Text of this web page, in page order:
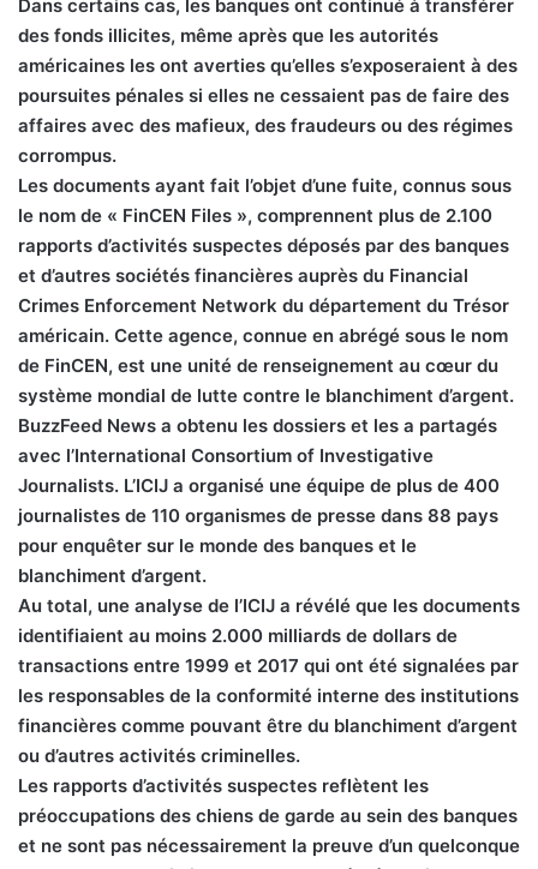
Dans certains cas, les banques ont continué à transférer
des fonds illicites, même après que les autorités
américaines les ont averties qu’elles s’exposeraient à des
poursuites pénales si elles ne cessaient pas de faire des
affaires avec des mafieux, des fraudeurs ou des régimes
corrompus.
Les documents ayant fait l’objet d’une fuite, connus sous
le nom de « FinCEN Files », comprennent plus de 2.100
rapports d’activités suspectes déposés par des banques
et d’autres sociétés financières auprès du Financial
Crimes Enforcement Network du département du Trésor
américain. Cette agence, connue en abrégé sous le nom
de FinCEN, est une unité de renseignement au cœur du
système mondial de lutte contre le blanchiment d’argent.
BuzzFeed News a obtenu les dossiers et les a partagés
avec l’International Consortium of Investigative
Journalists. L’ICIJ a organisé une équipe de plus de 400
journalistes de 110 organismes de presse dans 88 pays
pour enquêter sur le monde des banques et le
blanchiment d’argent.
Au total, une analyse de l’ICIJ a révélé que les documents
identifiaient au moins 2.000 milliards de dollars de
transactions entre 1999 et 2017 qui ont été signalées par
les responsables de la conformité interne des institutions
financières comme pouvant être du blanchiment d’argent
ou d’autres activités criminelles.
Les rapports d’activités suspectes reflètent les
préoccupations des chiens de garde au sein des banques
et ne sont pas nécessairement la preuve d’un quelconque